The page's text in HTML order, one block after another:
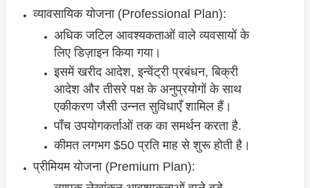
व्यावसायिक योजना (Professional Plan):
अधिक जटिल आवश्यकताओं वाले व्यवसायों के
लिए डिज़ाइन किया गया।
इसमें खरीद आदेश, इन्वेंट्री प्रबंधन, बिक्री
आदेश और तीसरे पक्ष के अनुप्रयोगों के साथ
एकीकरण जैसी उन्नत सुविधाएँ शामिल हैं।
पाँच उपयोगकर्ताओं तक का समर्थन करता है.
कीमत लगभग $50 प्रति माह से शुरू होती है।
प्रीमियम योजना (Premium Plan):